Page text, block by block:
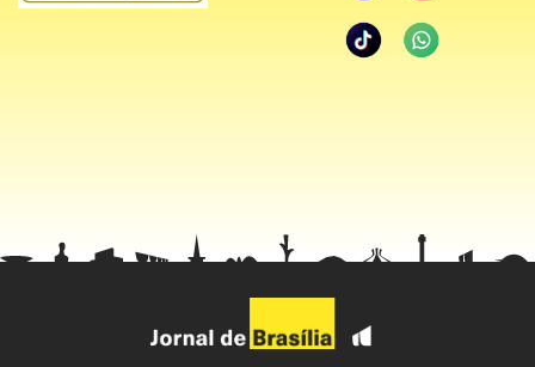
A alta das taxas estava relativamente controlada pela
manhã, mas começou a ganhar fôlego com a escalada do
política econômica intervencionista. Por mais que a
da Terra Investimentos Paulo Nepoumuceno afirma que